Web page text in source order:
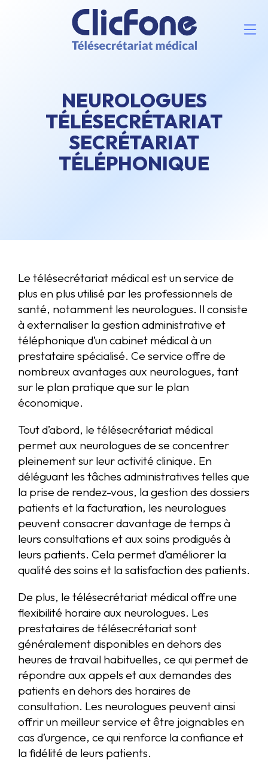
NEUROLOGUES
TÉLÉSECRÉTARIAT
SECRÉTARIAT
TÉLÉPHONIQUE
Le télésecrétariat médical est un service de
plus en plus utilisé par les professionnels de
santé, notamment les neurologues. Il consiste
à externaliser la gestion administrative et
téléphonique d’un cabinet médical à un
prestataire spécialisé. Ce service offre de
nombreux avantages aux neurologues, tant
sur le plan pratique que sur le plan
économique.
Tout d’abord, le télésecrétariat médical
permet aux neurologues de se concentrer
pleinement sur leur activité clinique. En
déléguant les tâches administratives telles que
la prise de rendez-vous, la gestion des dossiers
patients et la facturation, les neurologues
peuvent consacrer davantage de temps à
leurs consultations et aux soins prodigués à
leurs patients. Cela permet d’améliorer la
qualité des soins et la satisfaction des patients.
De plus, le télésecrétariat médical offre une
flexibilité horaire aux neurologues. Les
prestataires de télésecrétariat sont
généralement disponibles en dehors des
heures de travail habituelles, ce qui permet de
répondre aux appels et aux demandes des
patients en dehors des horaires de
consultation. Les neurologues peuvent ainsi
offrir un meilleur service et être joignables en
cas d’urgence, ce qui renforce la confiance et
la fidélité de leurs patients.